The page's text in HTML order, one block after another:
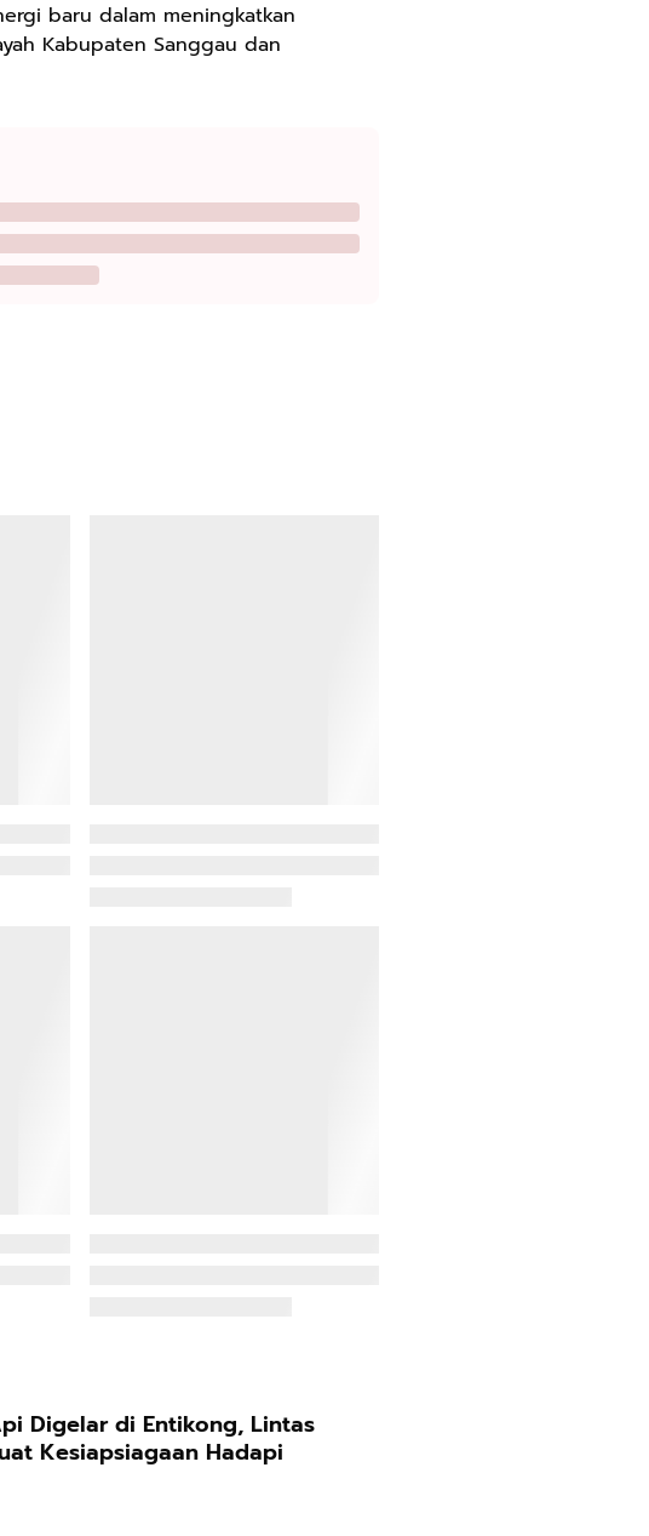
baru dalam meningkatkan
Kabupaten Sanggau dan
Digelar di Entikong, Lintas
Kesiapsiagaan Hadapi